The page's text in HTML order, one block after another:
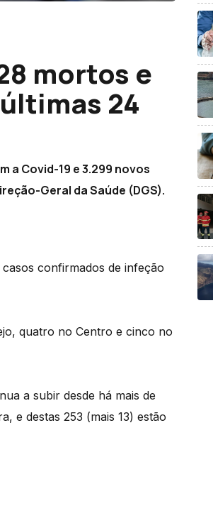
mortos e
24
Covid-19 e 3.299 novos
Geral da Saúde (DGS).
confirmados de infeção
quatro no Centro e cinco no
a subir desde há mais de
e destas 253 (mais 13) estão